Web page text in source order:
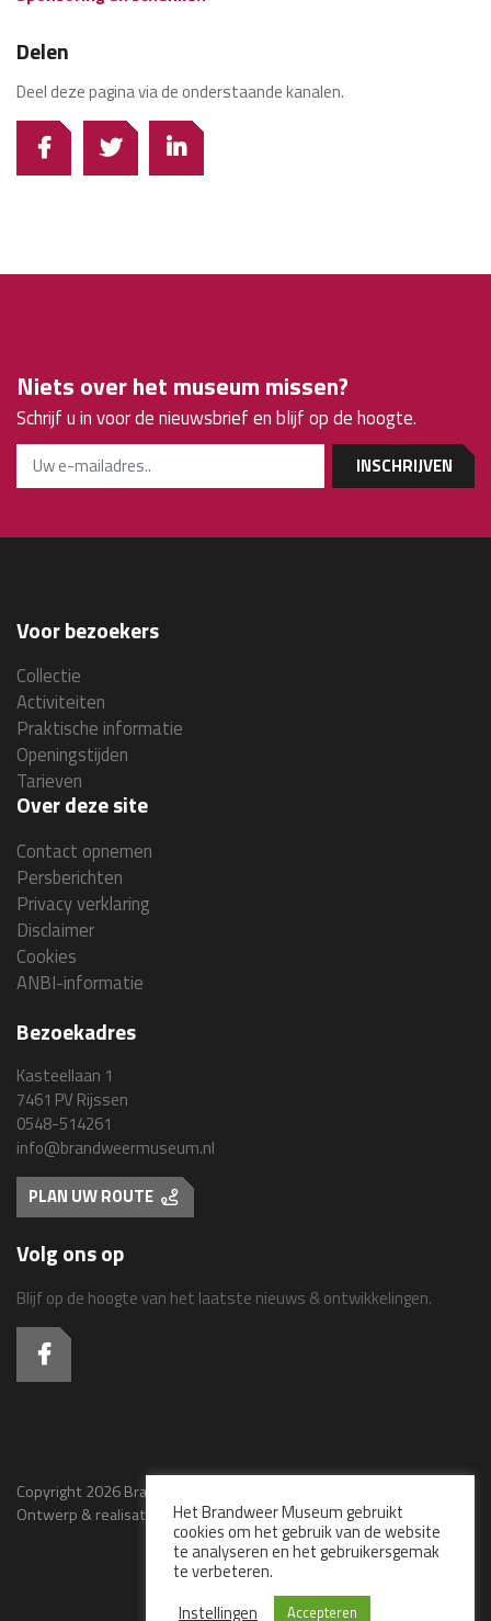
Delen
Deel deze pagina via de onderstaande kanalen.
Niets over het museum missen?
Schrijf u in voor de nieuwsbrief en blijf op de hoogte.
INSCHRIJVEN
Voor bezoekers
Collectie
Activiteiten
Praktische informatie
Openingstijden
Tarieven
Over deze site
Contact opnemen
Persberichten
Privacy verklaring
Disclaimer
Cookies
ANBI-informatie
Bezoekadres
Kasteellaan 1
7461 PV Rijssen
0548-514261
info@brandweermuseum.nl
PLAN UW ROUTE
Volg ons op
Blijf op de hoogte van het laatste nieuws & ontwikkelingen.
Copyright 2026 Brandweer Museum - Alle rechten voorbehouden
Ontwerp & realisatie:
Bloemendaal in Vorm
Bezoek ook het
Het Brandweer Museum gebruikt
cookies om het gebruik van de website
te analyseren en het gebruikersgemak
te verbeteren.
Instellingen
Accepteren